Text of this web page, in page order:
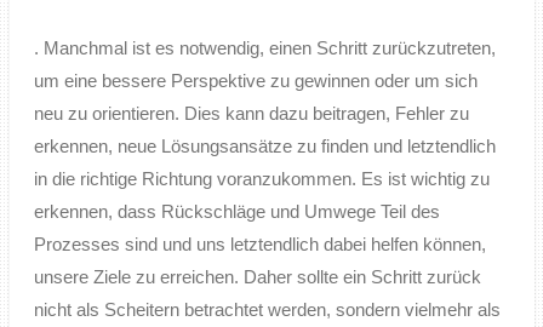
. Manchmal ist es notwendig, einen Schritt zurückzutreten,
um eine bessere Perspektive zu gewinnen oder um sich
neu zu orientieren. Dies kann dazu beitragen, Fehler zu
erkennen, neue Lösungsansätze zu finden und letztendlich
in die richtige Richtung voranzukommen. Es ist wichtig zu
erkennen, dass Rückschläge und Umwege Teil des
Prozesses sind und uns letztendlich dabei helfen können,
unsere Ziele zu erreichen. Daher sollte ein Schritt zurück
nicht als Scheitern betrachtet werden, sondern vielmehr als